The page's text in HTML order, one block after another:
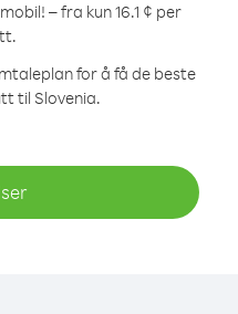
– fra kun 16.1 ¢ per
for å få de beste
til Slovenia.